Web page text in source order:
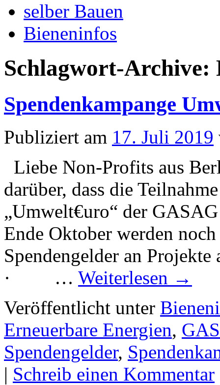
selber Bauen
Bieneninfos
Schlagwort-Archive:
Spendenkampange
Publiziert am 17. Juli 2019
Liebe Non-Profits aus
darüber, dass die
„Umwelt€uro“ der
Ende Oktober werden
Spendengelder an
· … Weiterlesen →
Veröffentlicht unter
Erneuerbare Energien,
Spendengelder,
| Schreib einen Kommentar